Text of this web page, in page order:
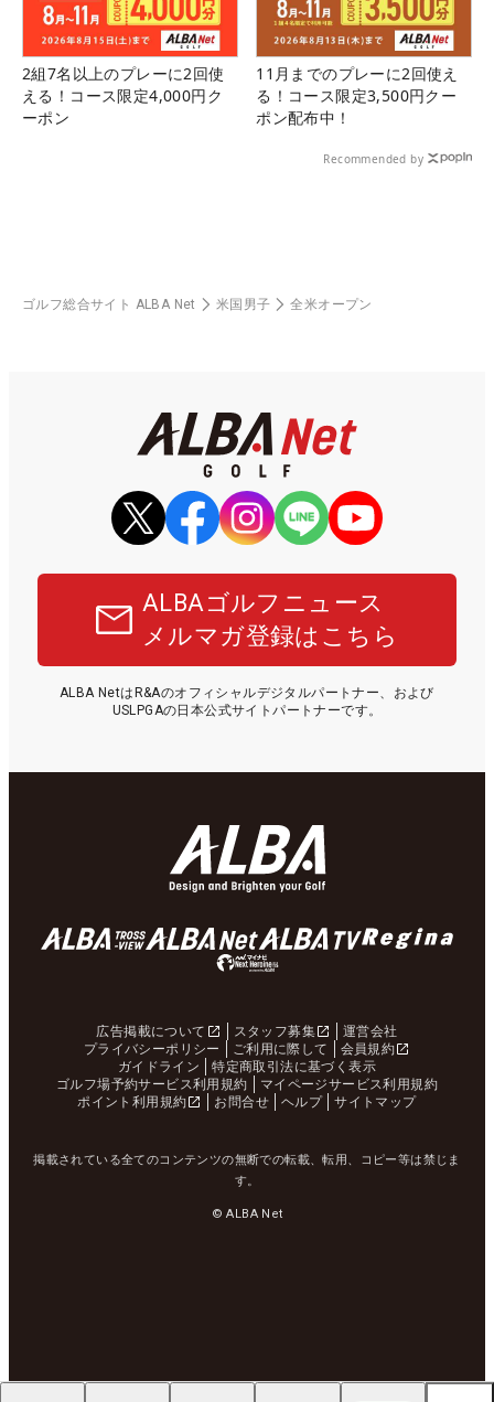
2組7名以上のプレーに2回使
える！コース限定4,000円ク
ーポン
11月までのプレーに2回使え
る！コース限定3,500円クー
ポン配布中！
Recommended by
ゴルフ総合サイト ALBA Net 米国男子 全米オープン
ALBAゴルフニュース
メルマガ登録はこちら
ALBA NetはR&Aのオフィシャルデジタルパートナー、および
USLPGAの日本公式サイトパートナーです。
広告掲載について スタッフ募集
運営会社
プライバシーポリシー
ご利用に際して
会員規約
ガイドライン
特定商取引法に基づく表示
ゴルフ場予約サービス利用規約
マイページサービス利用規約
ポイント利用規約
お問合せ ヘルプ サイトマップ
掲載されている全てのコンテンツの無断での転載、転用、コピー等は禁じま
す。
© ALBA Net